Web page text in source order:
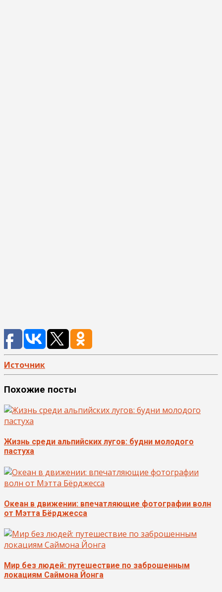
Источник
Похожие посты
Жизнь среди альпийских лугов: будни молодого
пастуха
Океан в движении: впечатляющие фотографии волн
от Мэтта Бёрджесса
Мир без людей: путешествие по заброшенным
локациям Саймона Йонга